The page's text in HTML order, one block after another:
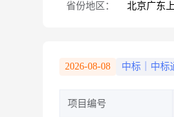
省份地区： 北京广东
2026-08-08 中标｜中标
项目编号